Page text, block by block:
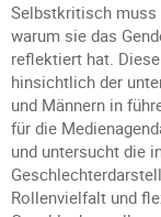
Selbstkritisch muss
warum sie das
reflektiert hat.
hinsichtlich der
und Männern in
für die
und untersucht die
Rollenvielfalt und